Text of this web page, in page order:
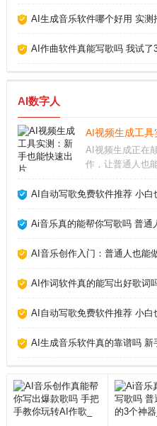
AI生成音乐软件哪个好用 实测
AI作曲软件真能写歌吗 我试了
AI数字人
AI视频生成工具
AI视频生成正在
作，让普通人也
特效、配音，如
文结合近期热门
AI自动写歌免费软件推荐 小白
Ai音乐真的能帮你写歌吗 普通
AI音乐创作入门：普通人也能做
AI作词软件真的能写出好歌词
AI自动写歌免费软件推荐 小白
AI生成音乐软件真的靠谱吗 新